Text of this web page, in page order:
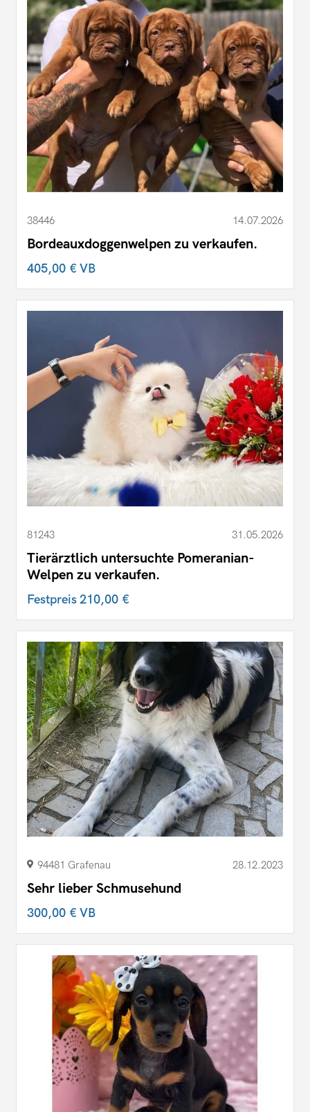
38446 14.07.2026
Bordeauxdoggenwelpen zu verkaufen.
405,00 €VB
81243 31.05.2026
Tierärztlich untersuchte Pomeranian-
Welpen zu verkaufen.
Festpreis210,00 €
94481 Grafenau 28.12.2023
Sehr lieber Schmusehund
300,00 €VB